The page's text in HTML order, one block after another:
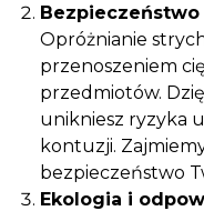
Opróżnianie
przenoszeniem
przedmiotów.
unikniesz ryzyka
kontuzji.
bezpieczeństwo
Ekologia i